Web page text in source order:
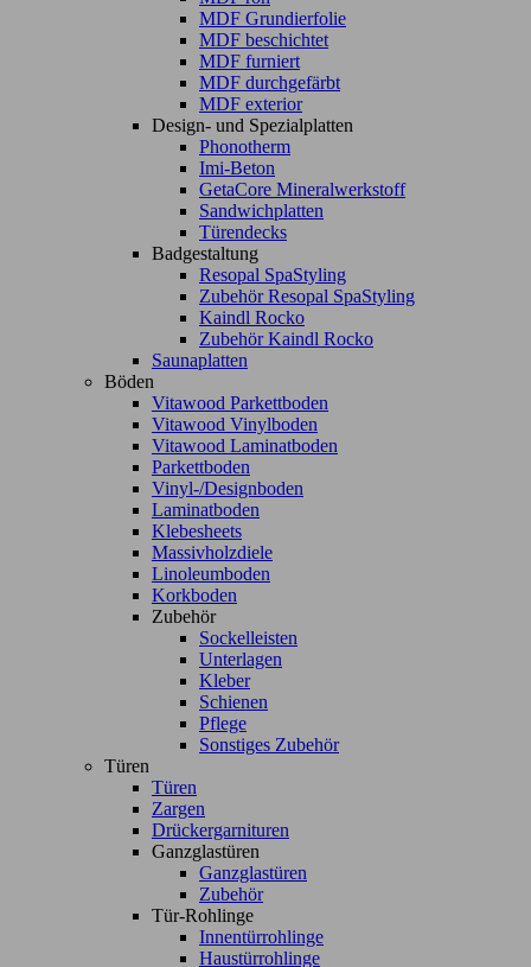
MDF Grundierfolie
MDF beschichtet
MDF furniert
MDF durchgefärbt
MDF exterior
Design- und Spezialplatten
Phonotherm
Imi-Beton
GetaCore Mineralwerkstoff
Sandwichplatten
Türendecks
Badgestaltung
Resopal SpaStyling
Zubehör Resopal SpaStyling
Kaindl Rocko
Zubehör Kaindl Rocko
Saunaplatten
Böden
Vitawood Parkettboden
Vitawood Vinylboden
Vitawood Laminatboden
Parkettboden
Vinyl-/Designboden
Laminatboden
Klebesheets
Massivholzdiele
Linoleumboden
Korkboden
Zubehör
Sockelleisten
Unterlagen
Kleber
Schienen
Pflege
Sonstiges Zubehör
Türen
Türen
Zargen
Drückergarnituren
Ganzglastüren
Ganzglastüren
Zubehör
Tür-Rohlinge
Innentürrohlinge
Haustürrohlinge